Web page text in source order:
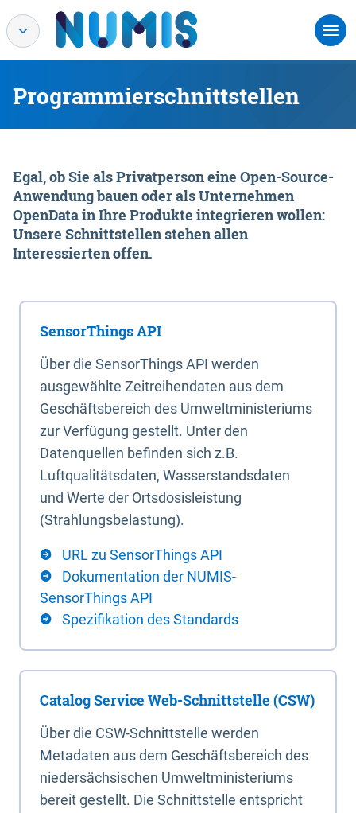
Programmierschnittstellen
Egal, ob Sie als Privatperson eine Open-Source-
Anwendung bauen oder als Unternehmen
OpenData in Ihre Produkte integrieren wollen:
Unsere Schnittstellen stehen allen
Interessierten offen.
SensorThings API
Über die SensorThings API werden
ausgewählte Zeitreihendaten aus dem
Geschäftsbereich des Umweltministeriums
zur Verfügung gestellt. Unter den
Datenquellen befinden sich z.B.
Luftqualitätsdaten, Wasserstandsdaten
und Werte der Ortsdosisleistung
(Strahlungsbelastung).
URL zu SensorThings API
Dokumentation der NUMIS-
SensorThings API
Spezifikation des Standards
Catalog Service Web-Schnittstelle (CSW)
Über die CSW-Schnittstelle werden
Metadaten aus dem Geschäftsbereich des
niedersächsischen Umweltministeriums
bereit gestellt. Die Schnittstelle entspricht